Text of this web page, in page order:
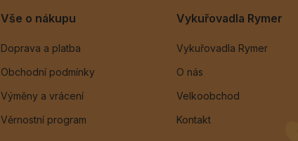
Vše o nákupu
Doprava a platba
Obchodní podmínky
Výměny a vrácení
Věrnostní program
Vykuřovadla Rymer
Vykuřovadla Rymer
O nás
Velkoobchod
Kontakt